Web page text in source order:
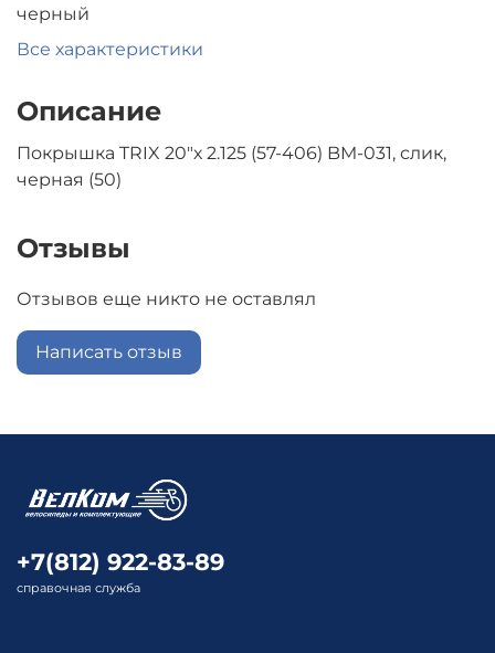
черный
Все характеристики
Описание
Покрышка TRIX 20"х 2.125 (57-406) BM-031, слик,
черная (50)
Отзывы
Отзывов еще никто не оставлял
Написать отзыв
+7(812) 922-83-89
справочная служба